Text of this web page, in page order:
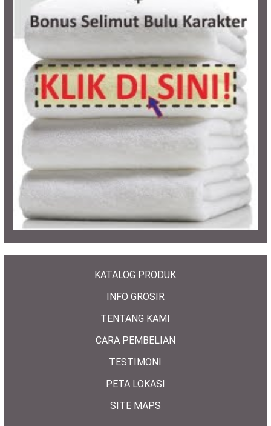
KATALOG PRODUK
INFO GROSIR
TENTANG KAMI
CARA PEMBELIAN
TESTIMONI
PETA LOKASI
SITE MAPS